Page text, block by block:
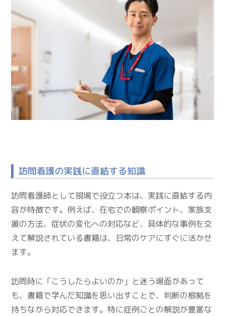
訪問看護の実践に直結する知識
訪問看護師として現場で役立つ本は、実践に直結する内
容が特徴です。例えば、在宅での観察ポイント、家族支
援の方法、症状の変化への対応など、具体的な事例を交
えて解説されている書籍は、日常のケアにすぐに活かせ
ます。
訪問時に「こうしたらよいのか」と迷う場面があって
も、書籍で学んだ知識を思い出すことで、判断の根拠を
持ちながら対応できます。特に症例ごとの解説が豊富な